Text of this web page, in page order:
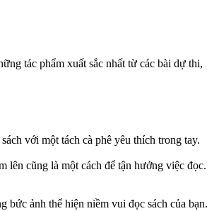
tác phẩm xuất sắc nhất từ các bài dự thi,
với một tách cà phê yêu thích trong tay.
lên cũng là một cách để tận hưởng việc đọc.
bức ảnh thể hiện niềm vui đọc sách của bạn.